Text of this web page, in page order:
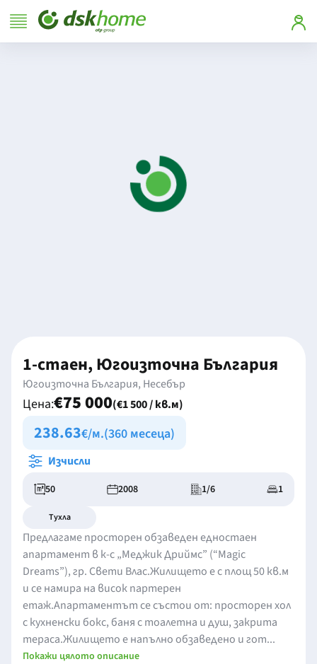
1-стаен, Югоизточна България
Югоизточна България, Несебър
Цена:€75 000(€1 500 / кв.м)
238.63€/м.(360 месеца)
Изчисли
50 2008 1/6 1
Тухла
Предлагаме просторен обзаведен едностаен
апартамент в к-с „Меджик Дриймс” (“Magic
Dreams”), гр. Свети Влас.Жилището е с площ 50 кв.м
и се намира на висок партерен
етаж.Апартаментът се състои от: просторен хол
с кухненски бокс, баня с тоалетна и душ, закрита
тераса.Жилището е напълно обзаведено и гот...
Покажи цялото описание